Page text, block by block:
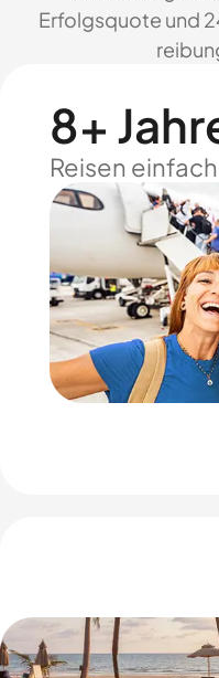
Erfolgsquote und
8+
Reisen